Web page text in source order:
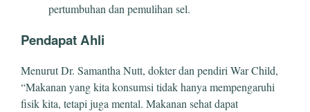
pertumbuhan dan pemulihan sel.
Pendapat Ahli
Menurut Dr. Samantha Nutt, dokter dan pendiri War Child,
“Makanan yang kita konsumsi tidak hanya mempengaruhi
fisik kita, tetapi juga mental. Makanan sehat dapat